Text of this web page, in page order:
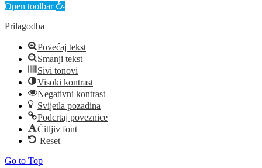
Open toolbar
Prilagodba
Povećaj tekst
Smanji tekst
Sivi tonovi
Visoki kontrast
Negativni kontrast
Svijetla pozadina
Podcrtaj poveznice
Čitljiv font
Reset
Go to Top